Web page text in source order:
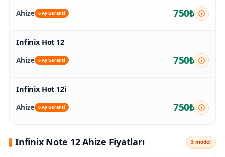
Ahize 6 Ay Garanti 750₺
Infinix Hot 12
Ahize 6 Ay Garanti 750₺
Infinix Hot 12i
Ahize 6 Ay Garanti 750₺
Infinix Note 12 Ahize Fiyatları 3 model